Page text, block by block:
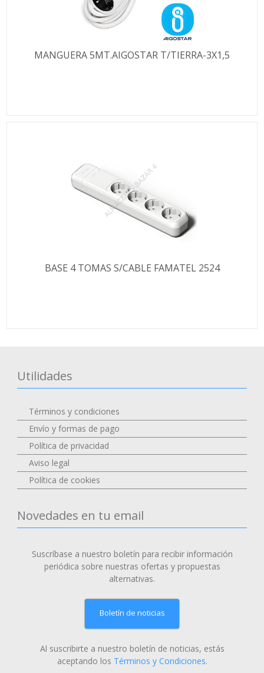
MANGUERA 5MT.AIGOSTAR T/TIERRA-3X1,5
BASE 4 TOMAS S/CABLE FAMATEL 2524
Utilidades
Términos y condiciones
Envío y formas de pago
Política de privacidad
Aviso legal
Política de cookies
Novedades en tu email
Suscríbase a nuestro boletín para recibir información
periódica sobre nuestras ofertas y propuestas
alternativas.
Boletín de noticias
Al suscribirte a nuestro boletín de noticias, estás
aceptando los Términos y Condiciones.